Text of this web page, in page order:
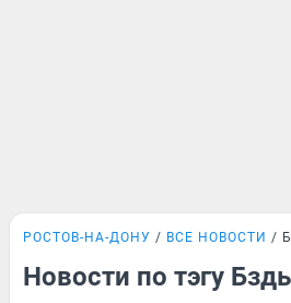
РОСТОВ-НА-ДОНУ ВСЕ НОВОСТИ
Новости по тэгу